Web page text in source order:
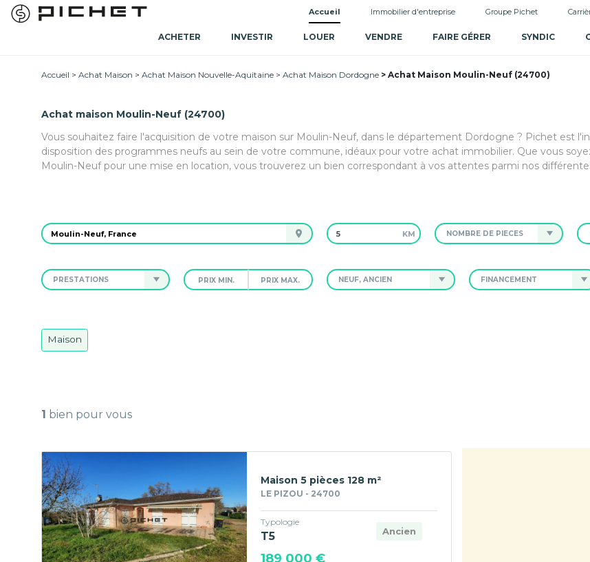
Accueil Immobilier d'entreprise Groupe Pichet
ACHETER INVESTIR LOUER VENDRE FAIRE GÉRER SYNDIC
Accueil Achat Maison Achat Maison Nouvelle-Aquitaine Achat Maison Dordogne Achat Maison Moulin-Neuf (24700)
Achat maison Moulin-Neuf (24700)
Vous souhaitez faire l'acquisition de votre maison sur Moulin-Neuf, dans le département Dordogne ? Pichet est
disposition des programmes neufs au sein de votre commune, idéaux pour votre achat immobilier. Que vous
Moulin-Neuf pour une mise en location, vous trouverez un bien correspondant à vos attentes parmi nos
KM NOMBRE DE PIÈCES
PRESTATIONS NEUF, ANCIEN FINANCEMENT
Maison
1 bien pour vous
Maison 5 pièces 128 m²
LE PIZOU - 24700
Ancien
Typologie
T5
189 000 €